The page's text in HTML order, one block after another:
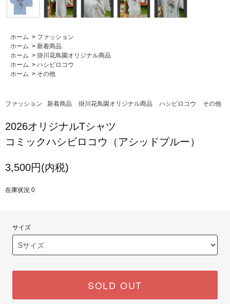
ホーム > ファッション
ホーム > 新着商品
ホーム > 掛川花鳥園オリジナル商品
ホーム > ハシビロコウ
ホーム > その他
ファッション 新着商品 掛川花鳥園オリジナル商品 ハシビロコウ その他
2026オリジナルTシャツ
コミックハシビロコウ（アシッドブルー）
3,500円(内税)
在庫状況 0
サイズ
SOLD OUT